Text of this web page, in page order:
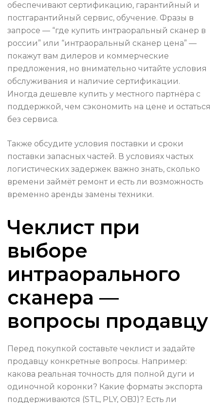
обеспечивают сертификацию, гарантийный и
постгарантийный сервис, обучение. Фразы в
запросе — “где купить интраоральный сканер в
россии” или “интраоральный сканер цена” —
покажут вам дилеров и коммерческие
предложения, но внимательно читайте условия
обслуживания и наличие сертификации.
Иногда дешевле купить у местного партнёра с
поддержкой, чем сэкономить на цене и остаться
без сервиса.
Также обсудите условия поставки и сроки
поставки запасных частей. В условиях частых
логистических задержек важно знать, сколько
времени займёт ремонт и есть ли возможность
временно аренды замены техники.
Чеклист при
выборе
интраорального
сканера —
вопросы продавцу
Перед покупкой составьте чеклист и задайте
продавцу конкретные вопросы. Например:
какова реальная точность для полной дуги и
одиночной коронки? Какие форматы экспорта
поддерживаются (STL, PLY, OBJ)? Есть ли